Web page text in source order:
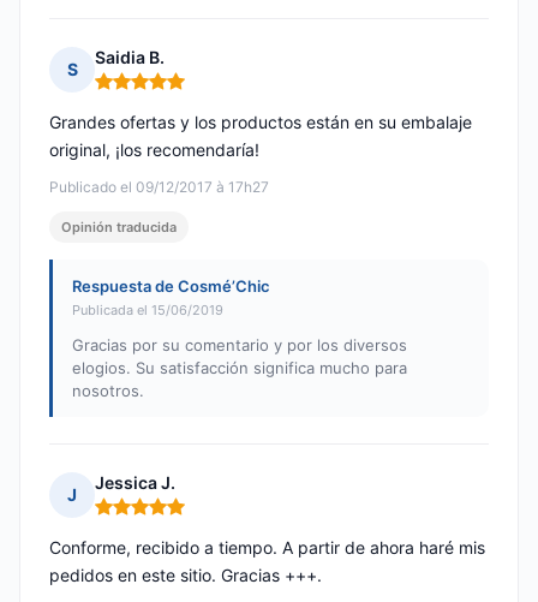
S
Saidia B.
Nota: 5 de 5
Publicado el 09/12/2017 à 17h27
Grandes ofertas y los productos están en su embalaje
original, ¡los recomendaría!
Opinión traducida
Respuesta de Cosmé’Chic
Publicada el 15/06/2019
Gracias por su comentario y por los diversos
elogios. Su satisfacción significa mucho para
nosotros.
J
Jessica J.
Nota: 5 de 5
Conforme, recibido a tiempo. A partir de ahora haré mis
pedidos en este sitio. Gracias +++.